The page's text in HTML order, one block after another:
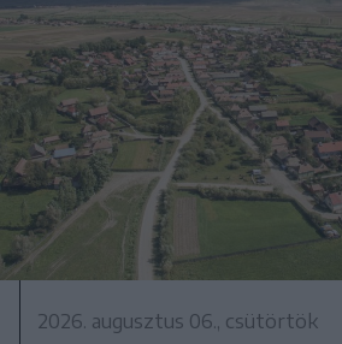
2026. augusztus 06., csütörtök